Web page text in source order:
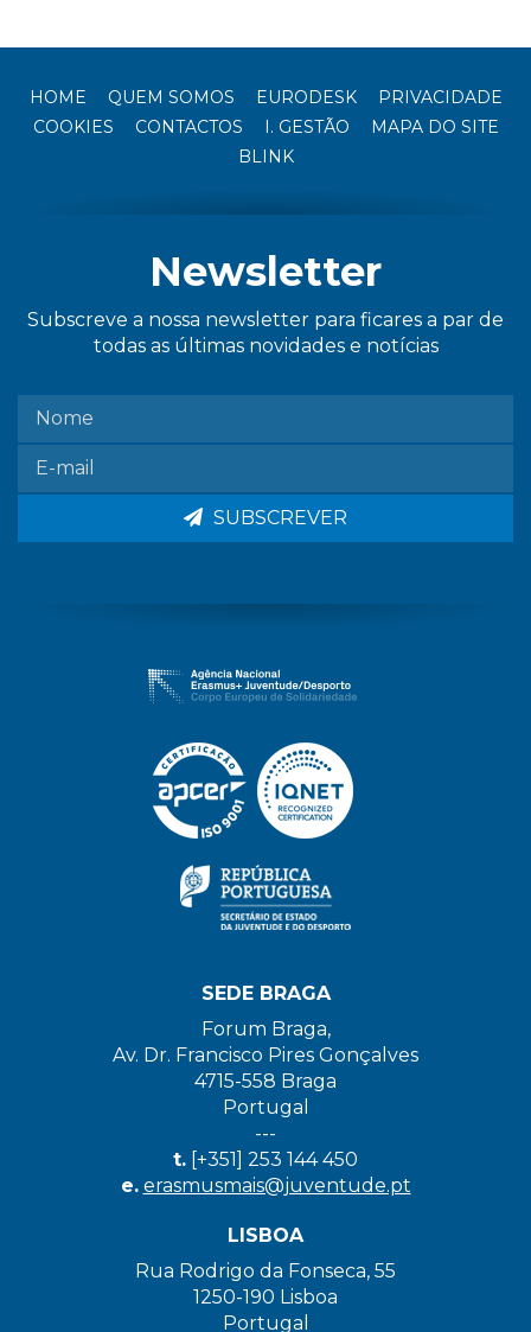
HOME QUEM SOMOS EURODESK
PRIVACIDADE
COOKIES
CONTACTOS I. GESTÃO
MAPA DO SITE
BLINK
Newsletter
Subscreve a nossa newsletter para ficares a par de
todas as últimas novidades e notícias
SUBSCREVER
SEDE BRAGA
Forum Braga,
Av. Dr. Francisco Pires Gonçalves
4715-558 Braga
Portugal
---
t. [+351] 253 144 450
e. erasmusmais@juventude.pt
LISBOA
Rua Rodrigo da Fonseca, 55
1250-190 Lisboa
Portugal